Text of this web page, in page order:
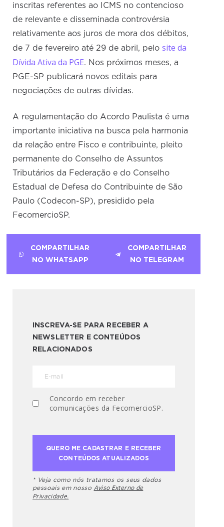
inscritas referentes ao ICMS no contencioso
de relevante e disseminada controvérsia
relativamente aos juros de mora dos débitos,
de 7 de fevereiro até 29 de abril, pelosite da
Dívida Ativa da PGE. Nos próximos meses, a
PGE-SP publicará novos editais para
negociações de outras dívidas.
A regulamentação do Acordo Paulista é uma
importante iniciativa na busca pela harmonia
da relação entre Fisco e contribuinte, pleito
permanente do Conselho de Assuntos
Tributários da Federação e do Conselho
Estadual de Defesa do Contribuinte de São
Paulo (Codecon-SP), presidido pela
FecomercioSP.
COMPARTILHAR
NO WHATSAPP
COMPARTILHAR
NO TELEGRAM
INSCREVA-SE PARA RECEBER A
NEWSLETTER E CONTEÚDOS
RELACIONADOS
Concordo em receber
comunicações da FecomercioSP.
* Veja como nós tratamos os seus dados
pessoais em nosso Aviso Externo de
Privacidade.